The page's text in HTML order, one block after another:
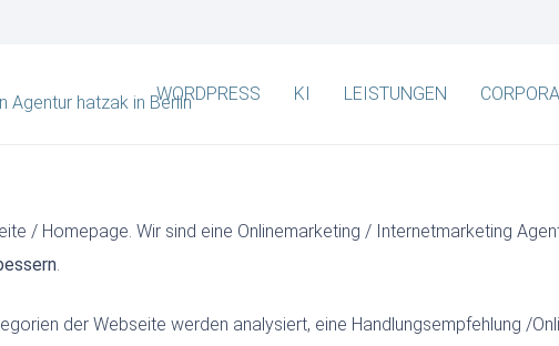
WORDPRESS KI LEISTUNGEN
/ Homepage. Wir sind eine Onlinemarketing / Internetmarketing
.
der Webseite werden analysiert, eine Handlungsempfehlung /